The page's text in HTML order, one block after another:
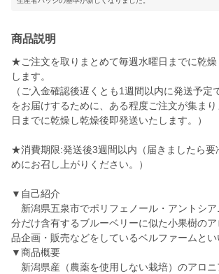
商品説明
★ご注文を取りまとめて毎週水曜日までに乾燥
します。
（ご入金確認後遅くとも1週間以内に発送予定
をお届けするために、ある程度ご注文が集ま
日までに乾燥し乾燥後即発送いたします。）
★消費期限:発送後3週間以内（届きましたら要
めにお召し上がりください。）
▼自己紹介
新潟県五泉市でポリフェノール・アントシ
分だけ含有するブルーベリーに似た小果樹の
品企画・販売などをしているベルファームと
▼商品概要
新潟県産（農薬を使用しない栽培）のアロニ